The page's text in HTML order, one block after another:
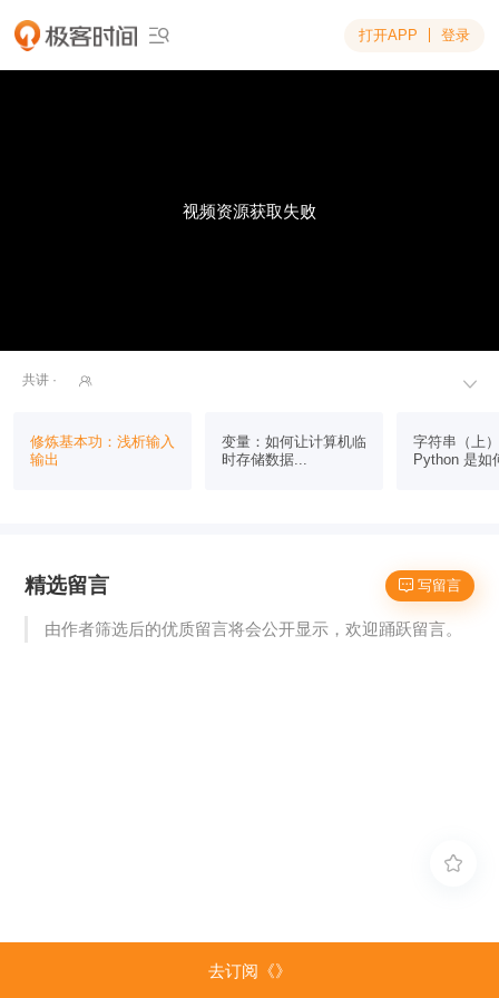
 打开APP 登录
视频资源获取失败

共讲 · 
修炼基本功：浅析输入
输出
变量：如何让计算机临
时存储数据...
字符串（上
Python 是如
 写留言
精选留言
由作者筛选后的优质留言将会公开显示，欢迎踊跃留言。
去订阅《》
